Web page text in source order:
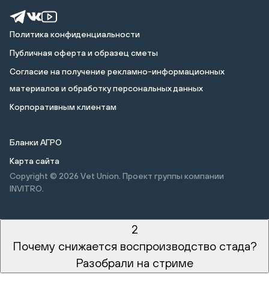
Политика конфиденциальности
Публичная оферта и образец сметы
Cогласие на получение рекламно-информационных
материалов и обработку персональных данных
Корпоративным клиентам
Бланки АГРО
Карта сайта
Copyright © 2026 Vet Union. Проект группы компании
INVITRO.
2
Почему снижается воспроизводство стада?
Разобрали на стриме